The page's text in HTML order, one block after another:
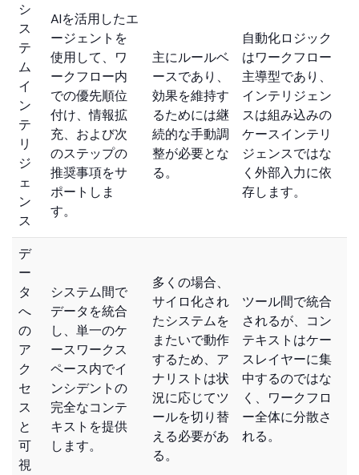
シ
ス
テ
ム
イ
ン
テ
リ
ジ
ェ
ン
ス
AIを活用したエ
ージェントを
使用して、ワ
ークフロー内
での優先順位
付け、情報拡
充、および次
のステップの
推奨事項をサ
ポートしま
す。
主にルールベ
ースであり、
効果を維持す
るためには継
続的な手動調
整が必要とな
る。
自動化ロジック
はワークフロー
主導型であり、
インテリジェン
スは組み込みの
ケースインテリ
ジェンスではな
く外部入力に依
存します。
デ
ー
タ
へ
の
ア
ク
セ
ス
と
可
視
システム間で
データを統合
し、単一のケ
ースワークス
ペース内でイ
ンシデントの
完全なコンテ
キストを提供
します。
多くの場合、
サイロ化され
たシステムを
またいで動作
するため、ア
ナリストは状
況に応じてツ
ールを切り替
える必要があ
る。
ツール間で統合
されるが、コン
テキストはケー
スレイヤーに集
中するのではな
く、ワークフロ
ー全体に分散さ
れる。